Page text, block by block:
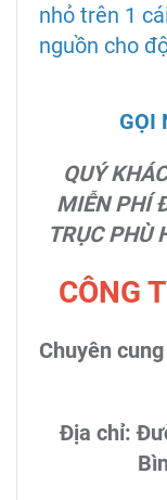
nhỏ trên 1
nguồn cho
GỌI
QUÝ
MIỄN PHÍ
TRỤC PHÙ
CÔNG
Chuyên
Địa chỉ: